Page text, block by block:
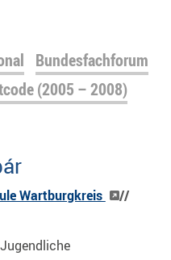
Bundesfachforum
(2005 – 2008)
Wartburgkreis
//